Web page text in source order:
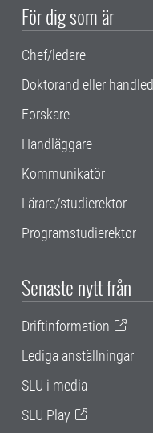
För dig som är
Chef/ledare
Doktorand eller
Forskare
Handläggare
Kommunikatör
Lärare/studierektor
Programstudierektor
Senaste nytt från
Driftinformation
Lediga anställningar
SLU i media
SLU Play